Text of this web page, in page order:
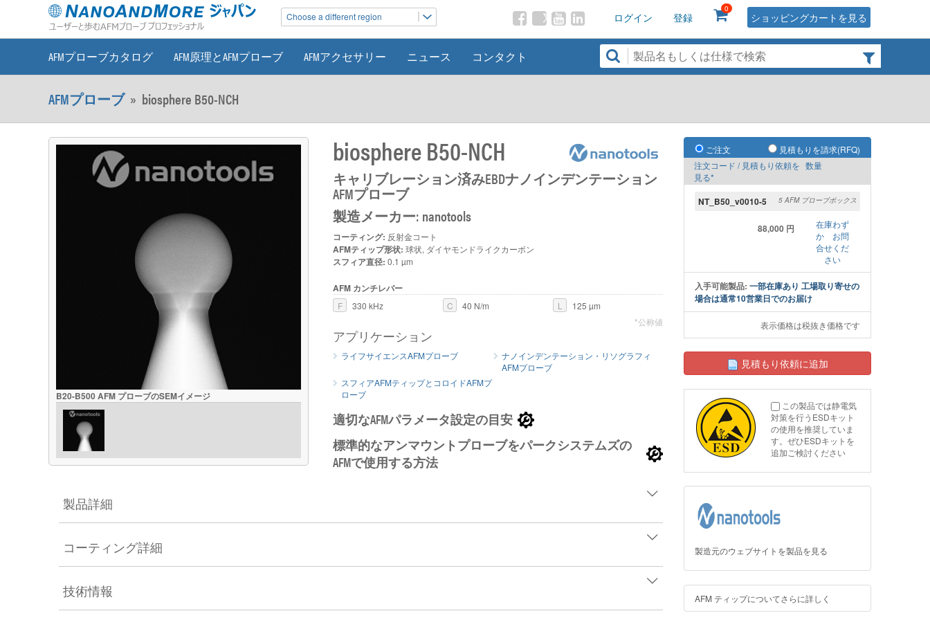
Choose a different region ログイン 登録
0
ショッピングカートを見る
AFMプローブカタログ AFM原理とAFMプローブ AFMアクセサリー ニュース コンタクト
AFMプローブ» biosphere B50-NCH
ご注文
見積もりを請求(RFQ)
注文コード / 見積もり依頼を
見る*
数量
NT_B50_v0010-5 5 AFM プローブボックス
88,000 円
在庫わず
か お問
合せくだ
さい
入手可能製品: 一部在庫あり 工場取り寄せの
場合は通常10営業日でのお届け
表示価格は税抜き価格です
見積もり依頼に追加
この製品では静電気
対策を行うESDキット
の使用を推奨していま
す。ぜひESDキットを
追加ご検討ください
B20-B500 AFM プローブのSEMイメージ
biosphere B50-NCH
キャリブレーション済みEBDナノインデンテーション
AFMプローブ
製造メーカー: nanotools
コーティング: 反射金コート
AFMティップ形状: 球状, ダイヤモンドライクカーボン
スフィア直径: 0.1 µm
AFM カンチレバー
F 330 kHz C 40 N/m L
125 µm
*公称値
アプリケーション
ライフサイエンスAFMプローブ
ナノインデンテーション・リソグラフィ
AFMプローブ
スフィアAFMティップとコロイドAFMプ
ローブ
適切なAFMパラメータ設定の目安
標準的なアンマウントプローブをパークシステムズの
AFMで使用する方法
製品詳細
コーティング詳細
技術情報
製造元のウェブサイトを製品を見る
AFM ティップについてさらに詳しく